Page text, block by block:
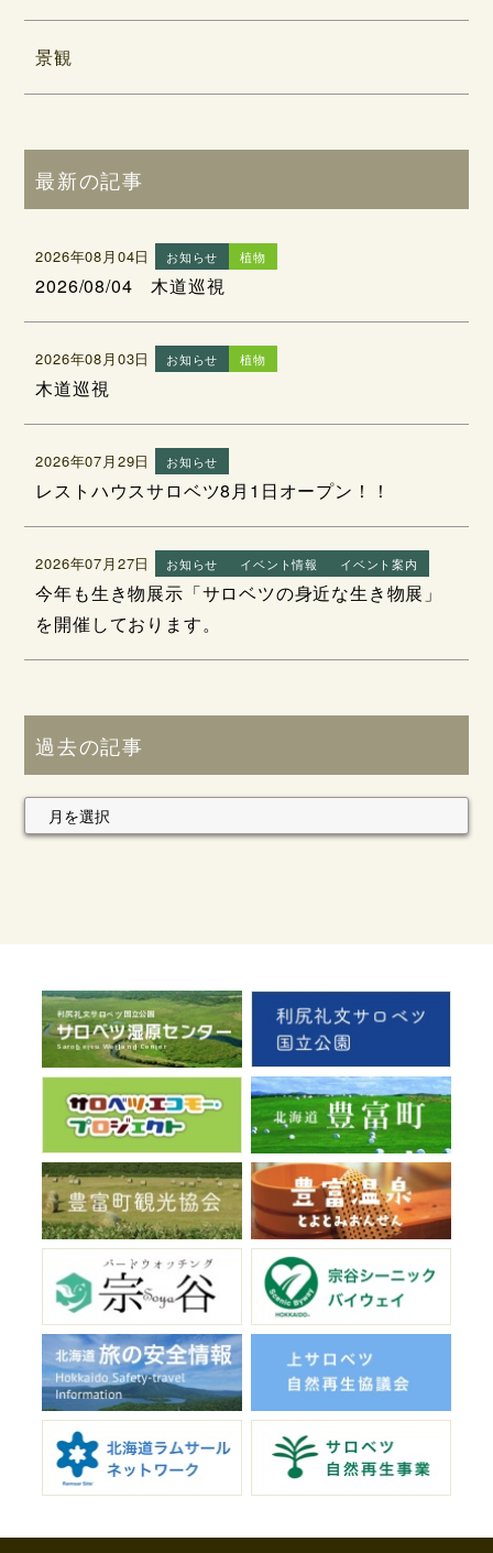
景観
最新の記事
2026年08月04日 お知らせ 植物
2026/08/04 木道巡視
2026年08月03日 お知らせ 植物
木道巡視
2026年07月29日 お知らせ
レストハウスサロベツ8月1日オープン！！
2026年07月27日 お知らせ イベント情報 イベント案内
今年も生き物展示「サロベツの身近な生き物展」
を開催しております。
過去の記事